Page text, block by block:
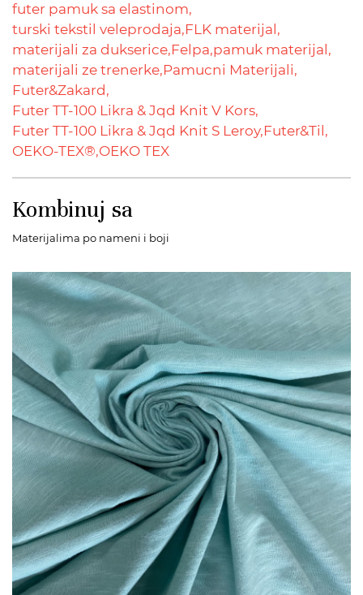
futer pamuk sa elastinom,
turski tekstil veleprodaja,FLK materijal,
materijali za dukserice,Felpa,pamuk materijal,
materijali ze trenerke,Pamucni Materijali,
Futer&Zakard,
Futer TT-100 Likra & Jqd Knit V Kors,
Futer TT-100 Likra & Jqd Knit S Leroy,Futer&Til,
OEKO-TEX®,OEKO TEX
Kombinuj sa
Materijalima po nameni i boji